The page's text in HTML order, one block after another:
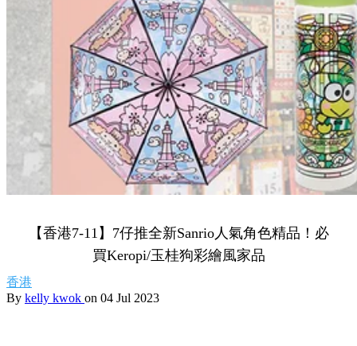
【香港7-11】7仔推全新Sanrio人氣角色精品！必
買Keropi/玉桂狗彩繪風家品
香港
By kelly kwok on 04 Jul 2023